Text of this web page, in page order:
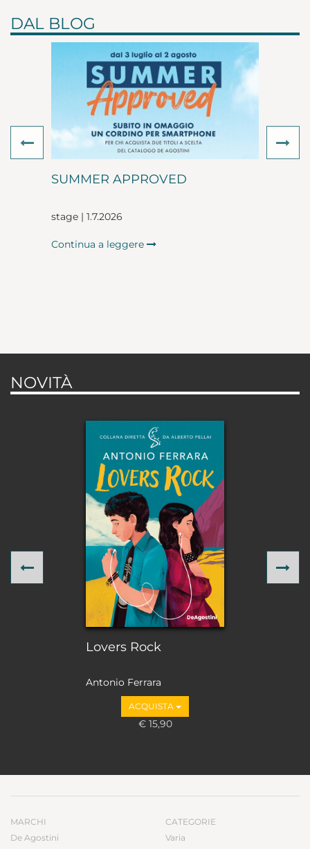
DAL BLOG
SUMMER APPROVED
stage | 1.7.2026
Continua a leggere
Previous
NOVITÀ
Lovers Rock
Antonio Ferrara
ACQUISTA
€ 15,90
Previous
MARCHI
De Agostini
CATEGORIE
Varia